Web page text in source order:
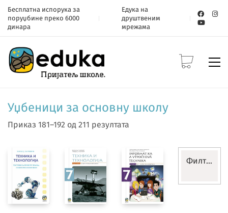
Бесплатна испорука за
поруџбине преко 6000
динара
Едука на
друштвеним
мрежама
Уџбеници за основну школу
Приказ 181–192 од 211 резултата
Филтери